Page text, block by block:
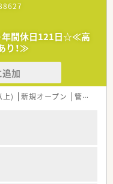
＞年間休日121日☆≪高
り！≫
加
上) 新規オープン 管理薬剤師